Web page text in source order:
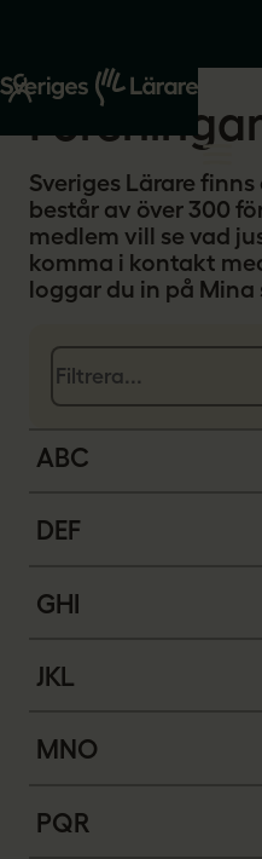
Start Om oss
Föreningar
Sveriges Lärare
består av över 300
medlem vill se vad
komma i kontakt
loggar du in på Mina
S
ö
k
p
ö
n
i
ABC
DEF
GHI
JKL
MNO
PQR